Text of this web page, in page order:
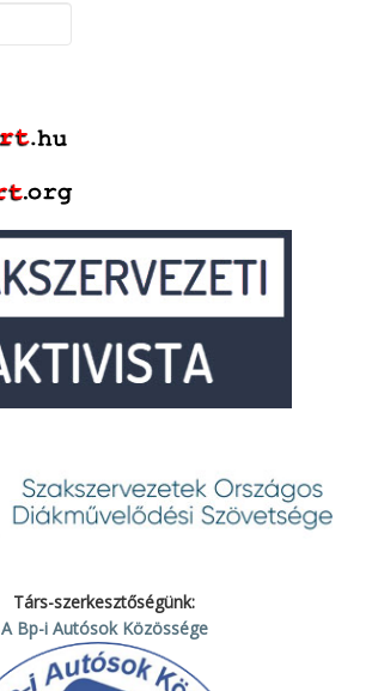
Társ-szerkesztőségünk:
A Bp-i Autósok Közössége